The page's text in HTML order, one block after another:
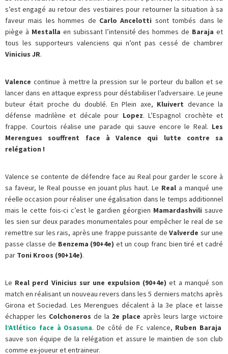
s’est engagé au retour des vestiaires pour retourner la situation à sa
faveur mais les hommes de Carlo Ancelotti sont tombés dans le
piège à Mestalla en subissant l’intensité des hommes de Baraja et
tous les supporteurs valenciens qui n’ont pas cessé de chambrer
Vinicius JR.
Valence continue à mettre la pression sur le porteur du ballon et se
lancer dans en attaque express pour déstabiliser l’adversaire. Le jeune
buteur était proche du doublé. En Plein axe, Kluivert devance la
défense madrilène et décale pour Lopez. L’Espagnol crochète et
frappe. Courtois réalise une parade qui sauve encore le Real. Les
Merengues souffrent face à Valence qui lutte contre sa
relégation !
Valence se contente de défendre face au Real pour garder le score à
sa faveur, le Real pousse en jouant plus haut. Le Real a manqué une
réelle occasion pour réaliser une égalisation dans le temps additionnel
mais le cette fois-ci c’est le gardien géorgien Mamardashvili sauve
les sien sur deux parades monumentales pour empêcher le real de se
remettre sur les rais, après une frappe puissante deValverde sur une
passe classe de Benzema (90+4e) et un coup franc bien tiré et cadré
par Toni Kroos (90+14e).
Le Real perd Vinicius sur une expulsion (90+4e) et a manqué son
match en réalisant un nouveau revers dans les 5 derniers matchs après
Girona et Sociedad. Les Merengues décalent à la 3e place et laisse
échapper les Colchoneros de la 2e place après leurs large victoire
l’Atlético face à Osasuna. De côté de Fc valence, Ruben Baraja
sauve son équipe de la relégation et assure le maintien de son club
comme ex-joueur et entraineur.